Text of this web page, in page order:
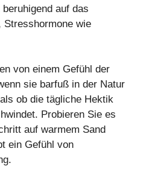
auf das
wie
von einem Gefühl der
sie barfuß in der Natur
ob die tägliche Hektik
Probieren Sie es
auf warmem Sand
ein Gefühl von